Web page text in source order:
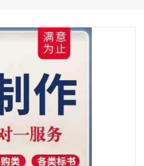
广州代写标书公司